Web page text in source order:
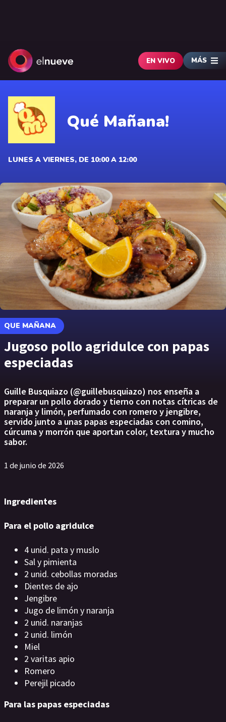
EN VIVO MÁS
Qué Mañana!
LUNES A VIERNES, DE 10:00 A 12:00
QUE MAÑANA
Jugoso pollo agridulce con papas
especiadas
Guille Busquiazo (@guillebusquiazo) nos enseña a
preparar un pollo dorado y tierno con notas cítricas de
naranja y limón, perfumado con romero y jengibre,
servido junto a unas papas especiadas con comino,
cúrcuma y morrón que aportan color, textura y mucho
sabor.
1 de junio de 2026
Ingredientes
Para el pollo agridulce
4 unid. pata y muslo
Sal y pimienta
2 unid. cebollas moradas
Dientes de ajo
Jengibre
Jugo de limón y naranja
2 unid. naranjas
2 unid. limón
Miel
2 varitas apio
Romero
Perejil picado
Para las papas especiadas